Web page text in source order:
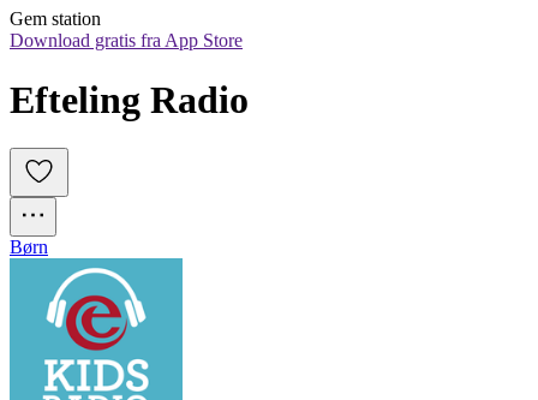
Gem station
Download gratis fra App Store
Børn